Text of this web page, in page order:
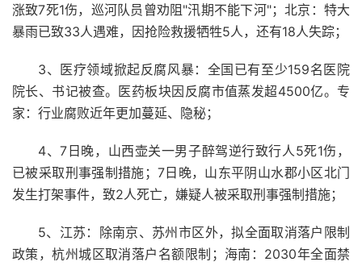
涨致7死1伤，巡河队员曾劝阻"汛期不能下河"；北京：特大
暴雨已致33人遇难，因抢险救援牺牲5人，还有18人失踪；
3、医疗领域掀起反腐风暴：全国已有至少159名医院
院长、书记被查。医药板块因反腐市值蒸发超4500亿。专
家：行业腐败近年更加蔓延、隐秘；
4、7日晚，山西壶关一男子醉驾逆行致行人5死1伤，
已被采取刑事强制措施；7日晚，山东平阴山水郡小区北门
发生打架事件，致2人死亡，嫌疑人被采取刑事强制措施；
5、江苏：除南京、苏州市区外，拟全面取消落户限制
政策，杭州城区取消落户名额限制；海南：2030年全面禁